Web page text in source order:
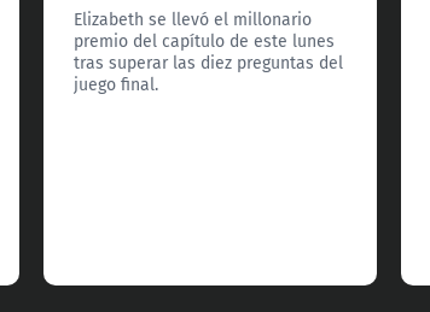
Elizabeth se llevó el millonario
premio del capítulo de este lunes
tras superar las diez preguntas del
juego final.